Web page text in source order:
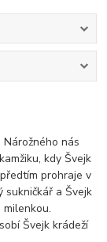
nás
kdy Švejk
prohraje v
sukničkář a Švejk
Švejk krádeží